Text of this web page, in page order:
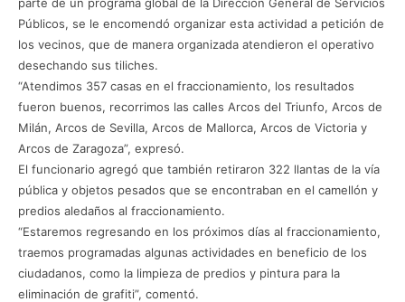
Públicos, se le encomendó organizar esta actividad a petición de
los vecinos, que de manera organizada atendieron el operativo
desechando sus tiliches.
“Atendimos 357 casas en el fraccionamiento, los resultados
fueron buenos, recorrimos las calles Arcos del Triunfo, Arcos de
Milán, Arcos de Sevilla, Arcos de Mallorca, Arcos de Victoria y
Arcos de Zaragoza”, expresó.
El funcionario agregó que también retiraron 322 llantas de la vía
pública y objetos pesados que se encontraban en el camellón y
predios aledaños al fraccionamiento.
“Estaremos regresando en los próximos días al fraccionamiento,
traemos programadas algunas actividades en beneficio de los
ciudadanos, como la limpieza de predios y pintura para la
eliminación de grafiti”, comentó.